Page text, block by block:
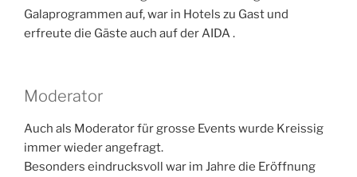
Galaprogrammen auf, war in Hotels zu Gast und
erfreute die Gäste auch auf der AIDA .
Moderator
Auch als Moderator für grosse Events wurde Kreissig
immer wieder angefragt.
Besonders eindrucksvoll war im Jahre die Eröffnung